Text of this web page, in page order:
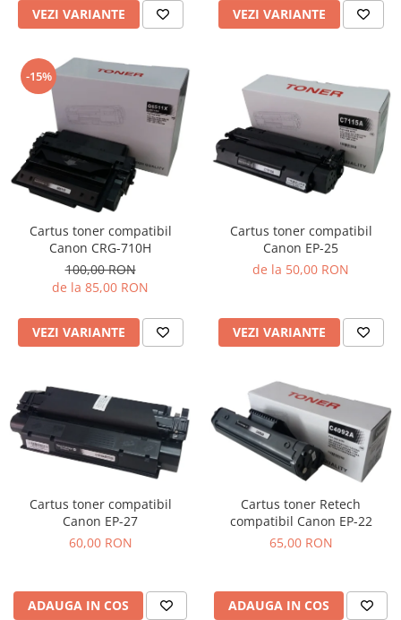
VEZI VARIANTE VEZI VARIANTE
-15%
Cartus toner compatibil
Canon CRG-710H
100,00 RON
de la 85,00 RON
VEZI VARIANTE
Cartus toner compatibil
Canon EP-25
de la 50,00 RON
VEZI VARIANTE
Cartus toner compatibil
Canon EP-27
60,00 RON
ADAUGA IN COS
Cartus toner Retech
compatibil Canon EP-22
65,00 RON
ADAUGA IN COS